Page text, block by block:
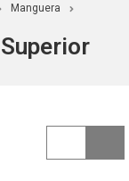
Manguera